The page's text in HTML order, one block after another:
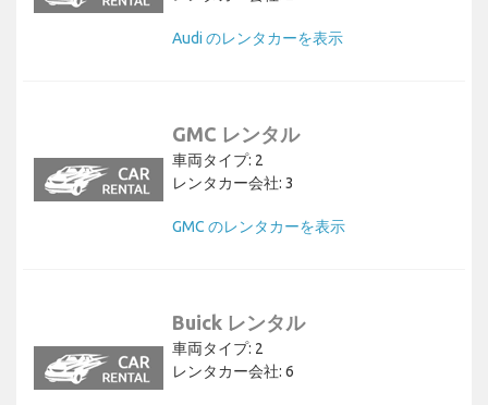
Audi のレンタカーを表示
GMC レンタル
車両タイプ: 2
レンタカー会社: 3
GMC のレンタカーを表示
Buick レンタル
車両タイプ: 2
レンタカー会社: 6